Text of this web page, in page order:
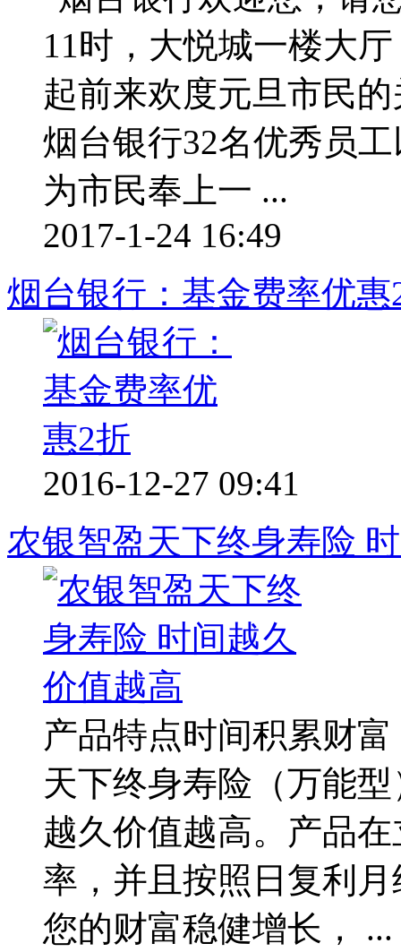
11时，大悦城一楼大
起前来欢度元旦市民
烟台银行32名优秀员
为市民奉上一 ...
2017-1-24 16:49
烟台银行：基金费率优惠
2016-12-27 09:41
农银智盈天下终身寿险
产品特点时间积累财
天下终身寿险（万能
越久价值越高。产品
率，并且按照日复利
您的财富稳健增长， ...